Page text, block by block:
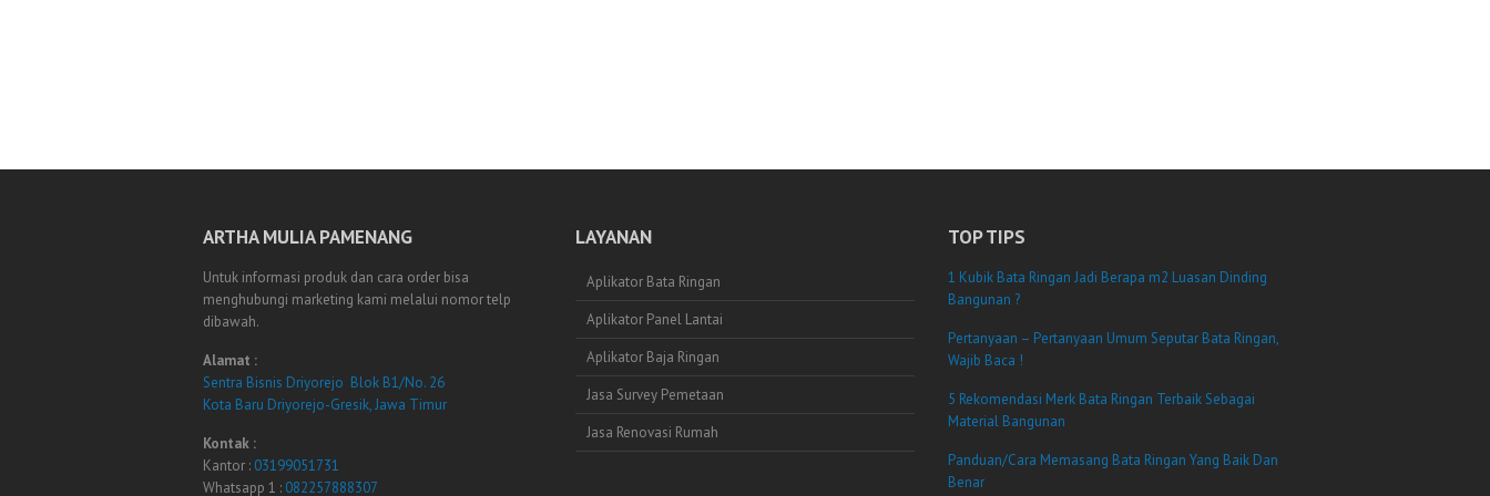
ARTHA MULIA PAMENANG
Untuk informasi produk dan cara order bisa
menghubungi marketing kami melalui nomor telp
dibawah.
Alamat :
Sentra Bisnis Driyorejo Blok B1/No. 26
Kota Baru Driyorejo-Gresik, Jawa Timur
Kontak :
Kantor : 03199051731
Whatsapp 1 : 082257888307
LAYANAN
Aplikator Bata Ringan
Aplikator Panel Lantai
Aplikator Baja Ringan
Jasa Survey Pemetaan
Jasa Renovasi Rumah
TOP TIPS
1 Kubik Bata Ringan Jadi Berapa m2 Luasan Dinding
Bangunan ?
Pertanyaan – Pertanyaan Umum Seputar Bata Ringan,
Wajib Baca !
5 Rekomendasi Merk Bata Ringan Terbaik Sebagai
Material Bangunan
Panduan/Cara Memasang Bata Ringan Yang Baik Dan
Benar